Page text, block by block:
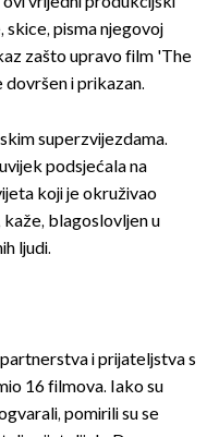
skice, pisma njegovoj
zašto upravo film 'The
i prikazan.
superzvijezdama.
podsjećala na
koji je okruživao
kaže, blagoslovljen u
ljudi.
i prijateljstva s
16 filmova. Iako su
pomirili su se